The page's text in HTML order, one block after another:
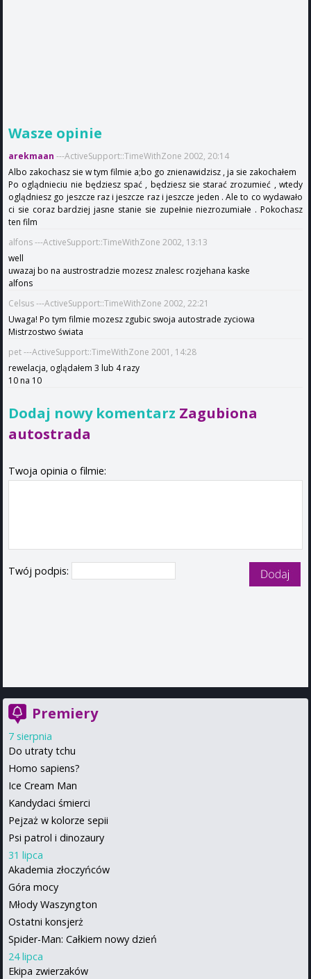
Wasze opinie
arekmaan ---ActiveSupport::TimeWithZone 2002, 20:14
Albo zakochasz sie w tym filmie a;bo go znienawidzisz , ja sie zakochałem
Po oglądnieciu nie będziesz spać , będziesz sie starać zrozumieć , wtedy
oglądniesz go jeszcze raz i jeszcze raz i jeszcze jeden . Ale to co wydawało
ci sie coraz bardziej jasne stanie sie zupełnie niezrozumiałe . Pokochasz
ten film
alfons ---ActiveSupport::TimeWithZone 2002, 13:13
well
uwazaj bo na austrostradzie mozesz znalesc rozjehana kaske
alfons
Celsus ---ActiveSupport::TimeWithZone 2002, 22:21
Uwaga! Po tym filmie mozesz zgubic swoja autostrade zyciowa
Mistrzostwo świata
pet ---ActiveSupport::TimeWithZone 2001, 14:28
rewelacja, oglądałem 3 lub 4 razy
10 na 10
Dodaj nowy komentarz Zagubiona
autostrada
Twoja opinia o filmie:
Twój podpis:
Premiery
7 sierpnia
Do utraty tchu
Homo sapiens?
Ice Cream Man
Kandydaci śmierci
Pejzaż w kolorze sepii
Psi patrol i dinozaury
31 lipca
Akademia złoczyńców
Góra mocy
Młody Waszyngton
Ostatni konsjerż
Spider-Man: Całkiem nowy dzień
24 lipca
Ekipa zwierzaków